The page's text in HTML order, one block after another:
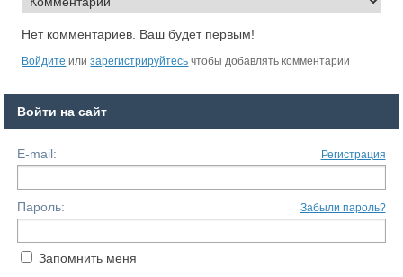
Нет комментариев. Ваш будет первым!
Войдите илизарегистрируйтесь чтобы добавлять комментарии
Войти на сайт
E-mail: Регистрация
Пароль: Забыли пароль?
Запомнить меня